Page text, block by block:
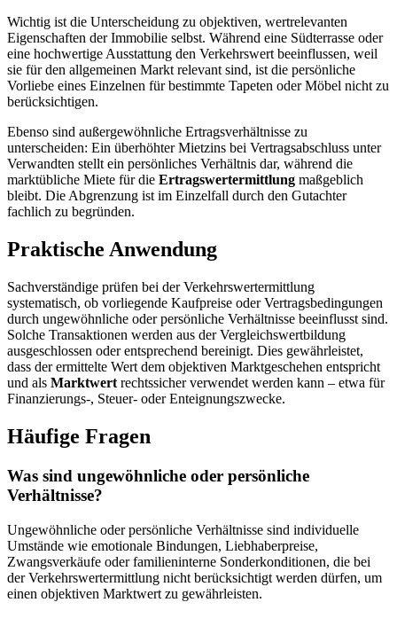
Wichtig ist die Unterscheidung zu objektiven, wertrelevanten
Eigenschaften der Immobilie selbst. Während eine Südterrasse oder
eine hochwertige Ausstattung den Verkehrswert beeinflussen, weil
sie für den allgemeinen Markt relevant sind, ist die persönliche
Vorliebe eines Einzelnen für bestimmte Tapeten oder Möbel nicht zu
berücksichtigen.
Ebenso sind außergewöhnliche Ertragsverhältnisse zu
unterscheiden: Ein überhöhter Mietzins bei Vertragsabschluss unter
Verwandten stellt ein persönliches Verhältnis dar, während die
marktübliche Miete für die Ertragswertermittlung maßgeblich
bleibt. Die Abgrenzung ist im Einzelfall durch den Gutachter
fachlich zu begründen.
Praktische Anwendung
Sachverständige prüfen bei der Verkehrswertermittlung
systematisch, ob vorliegende Kaufpreise oder Vertragsbedingungen
durch ungewöhnliche oder persönliche Verhältnisse beeinflusst sind.
Solche Transaktionen werden aus der Vergleichswertbildung
ausgeschlossen oder entsprechend bereinigt. Dies gewährleistet,
dass der ermittelte Wert dem objektiven Marktgeschehen entspricht
und als Marktwert rechtssicher verwendet werden kann – etwa für
Finanzierungs-, Steuer- oder Enteignungszwecke.
Häufige Fragen
Was sind ungewöhnliche oder persönliche
Verhältnisse?
Ungewöhnliche oder persönliche Verhältnisse sind individuelle
Umstände wie emotionale Bindungen, Liebhaberpreise,
Zwangsverkäufe oder familieninterne Sonderkonditionen, die bei
der Verkehrswertermittlung nicht berücksichtigt werden dürfen, um
einen objektiven Marktwert zu gewährleisten.